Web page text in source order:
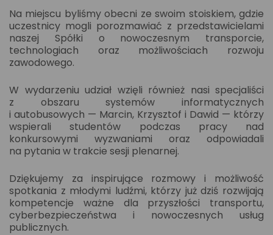
Na miejscu byliśmy obecni ze swoim stoiskiem, gdzie
uczestnicy mogli porozmawiać z przedstawicielami
naszej Spółki o nowoczesnym transporcie,
technologiach oraz możliwościach rozwoju
zawodowego.
W wydarzeniu udział wzięli również nasi specjaliści
z obszaru systemów informatycznych
i autobusowych — Marcin, Krzysztof i Dawid — którzy
wspierali studentów podczas pracy nad
konkursowymi wyzwaniami oraz odpowiadali
na pytania w trakcie sesji plenarnej.
Dziękujemy za inspirujące rozmowy i możliwość
spotkania z młodymi ludźmi, którzy już dziś rozwijają
kompetencje ważne dla przyszłości transportu,
cyberbezpieczeństwa i nowoczesnych usług
publicznych.